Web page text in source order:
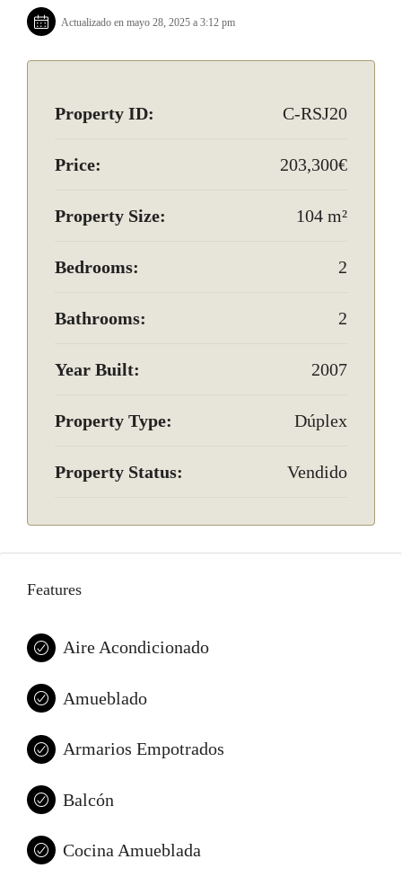
Actualizado en mayo 28, 2025 a 3:12 pm
Property ID: C-RSJ20
Price: 203,300€‎
Property Size: 104 m²
Bedrooms: 2
Bathrooms: 2
Year Built: 2007
Property Type: Dúplex
Property Status: Vendido
Features
Aire Acondicionado
Amueblado
Armarios Empotrados
Balcón
Cocina Amueblada